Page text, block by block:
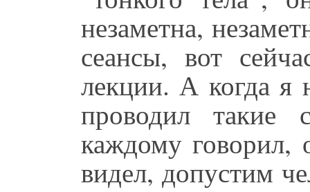
незаметна,
сеансы, вот
лекции. А когда я
проводил такие
каждому
видел, допустим